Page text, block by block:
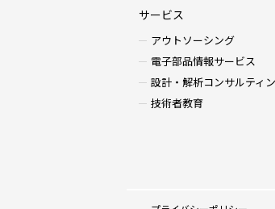
サービス
アウトソーシング
電子部品情報サービス
設計・解析コンサルティ
技術者教育